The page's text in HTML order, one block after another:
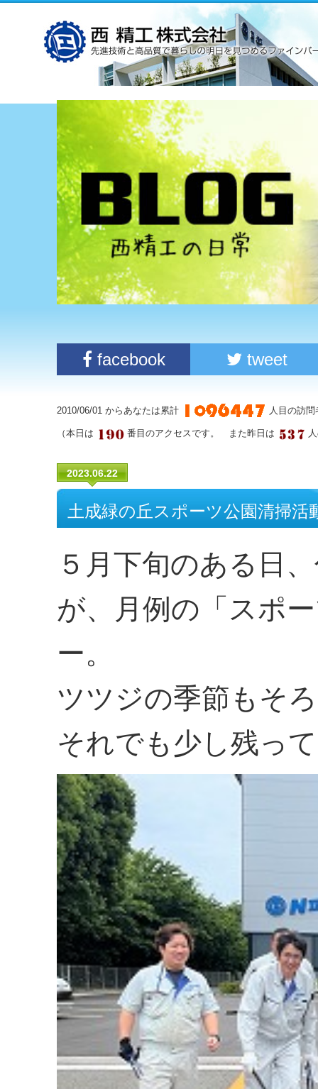
facebook tweet
2010/06/01 からあなたは累計 人目の訪
（本日は 番目のアクセスです。 また昨日は
2023.06.22
土成緑の丘スポーツ公園清掃活
５月下旬のある日
が、月例の「スポ
ー。
ツツジの季節もそ
それでも少し残っ